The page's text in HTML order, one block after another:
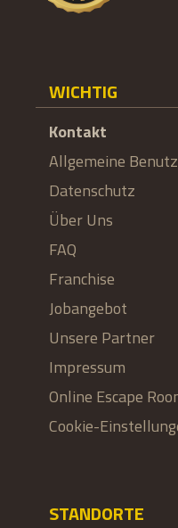
WICHTIG
Kontakt
Allgemeine
Datenschutz
Über Uns
FAQ
Franchise
Jobangebot
Unsere Partner
Impressum
Online Escape
Cookie-
STANDORTE